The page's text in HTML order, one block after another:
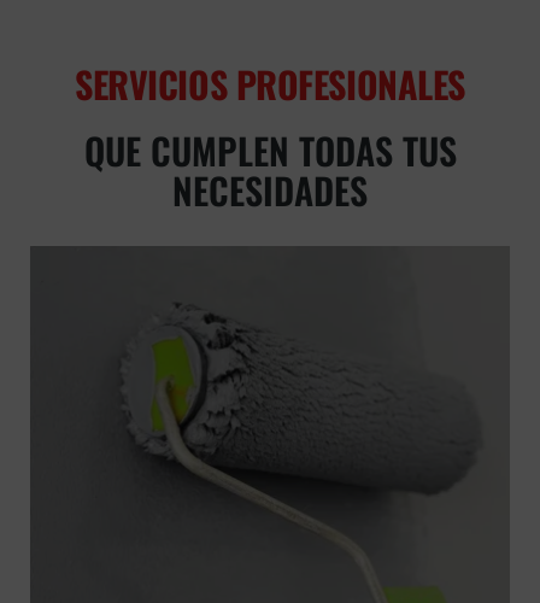
SERVICIOS PROFESIONALES
QUE CUMPLEN TODAS TUS
NECESIDADES